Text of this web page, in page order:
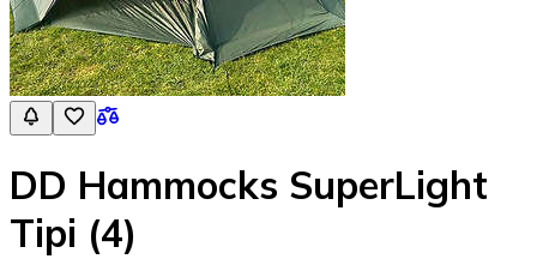
DD Hammocks SuperLight
Tipi (4)